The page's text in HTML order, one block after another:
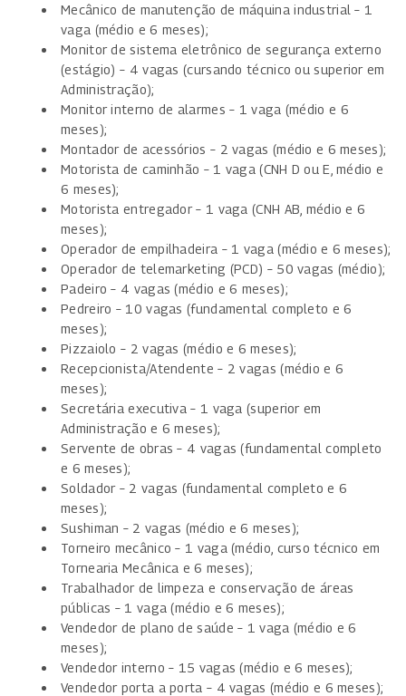
Mecânico de manutenção de máquina industrial – 1
vaga (médio e 6 meses);
Monitor de sistema eletrônico de segurança externo
(estágio) – 4 vagas (cursando técnico ou superior em
Administração);
Monitor interno de alarmes – 1 vaga (médio e 6
meses);
Montador de acessórios – 2 vagas (médio e 6 meses);
Motorista de caminhão – 1 vaga (CNH D ou E, médio e
6 meses);
Motorista entregador – 1 vaga (CNH AB, médio e 6
meses);
Operador de empilhadeira – 1 vaga (médio e 6 meses);
Operador de telemarketing (PCD) – 50 vagas (médio);
Padeiro – 4 vagas (médio e 6 meses);
Pedreiro – 10 vagas (fundamental completo e 6
meses);
Pizzaiolo – 2 vagas (médio e 6 meses);
Recepcionista/Atendente – 2 vagas (médio e 6
meses);
Secretária executiva – 1 vaga (superior em
Administração e 6 meses);
Servente de obras – 4 vagas (fundamental completo
e 6 meses);
Soldador – 2 vagas (fundamental completo e 6
meses);
Sushiman – 2 vagas (médio e 6 meses);
Torneiro mecânico – 1 vaga (médio, curso técnico em
Tornearia Mecânica e 6 meses);
Trabalhador de limpeza e conservação de áreas
públicas – 1 vaga (médio e 6 meses);
Vendedor de plano de saúde – 1 vaga (médio e 6
meses);
Vendedor interno – 15 vagas (médio e 6 meses);
Vendedor porta a porta – 4 vagas (médio e 6 meses);